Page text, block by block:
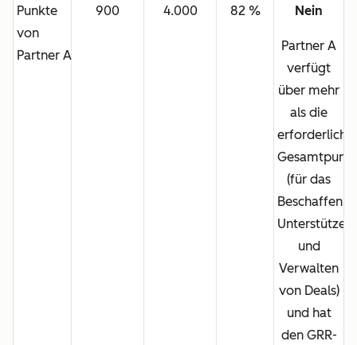
Punkte
von
Partner A
900 4.000 82 % Nein
Partner A
verfügt
über mehr
als die
erforderliche
(für das
Beschaffen,
Unterstützen
und
Verwalten
von Deals)
und hat
den GRR-